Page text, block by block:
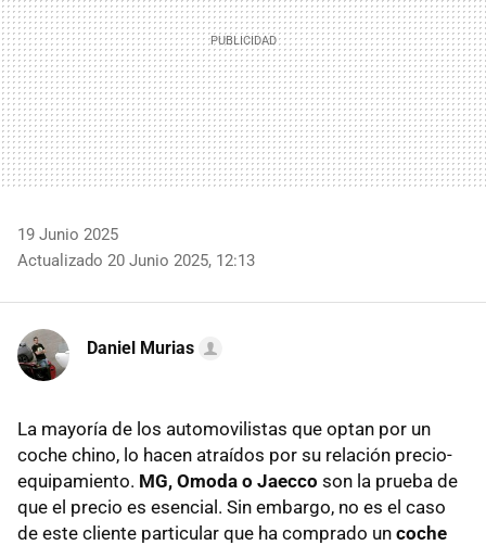
19 Junio 2025
Actualizado 20 Junio 2025, 12:13
Daniel Murias
La mayoría de los automovilistas que optan por un
coche chino, lo hacen atraídos por su relación precio-
equipamiento. MG, Omoda o Jaecco son la prueba de
que el precio es esencial. Sin embargo, no es el caso
de este cliente particular que ha comprado un coche